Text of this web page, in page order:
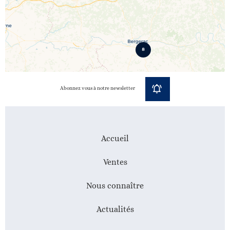
8
Abonnez vous à notre newsletter
Accueil
Ventes
Nous connaître
Actualités